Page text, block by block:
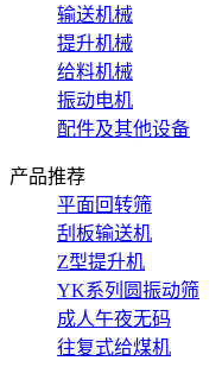
输送机械
提升机械
给料机械
振动电机
配件及其他设备
产品推荐
平面回转筛
刮板输送机
Z型提升机
YK系列圆振动筛
成人午夜无码
往复式给煤机